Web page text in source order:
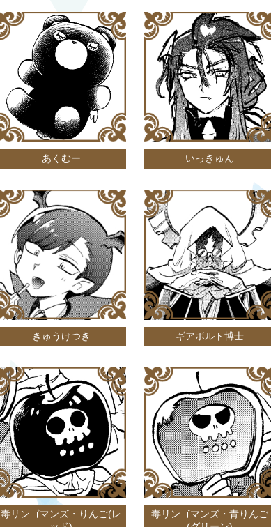
あくむー いっきゅん
きゅうけつき ギアボルト博士
毒リンゴマンズ・りんご(レ
毒リンゴマンズ・青りんご